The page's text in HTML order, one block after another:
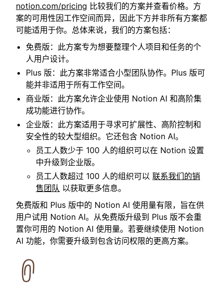
notion.com/pricing 比较我们的方案并查看价格。方
案的可用性因工作空间而异，因此下方并非所有方案都
可能适用于你。总体来说，我们的方案包括：
免费版：此方案专为想要整理个人项目和任务的个
人用户设计。
Plus 版：此方案非常适合小型团队协作。Plus 版可
能并非适用于所有工作空间。
商业版：此方案允许企业使用 Notion AI 和高阶集
成功能进行协作。
企业版：此方案适用于寻求可扩展性、高阶控制和
安全性的较大型组织。它还包含 Notion AI。
员工人数少于 100 人的组织可以在 Notion 设置
中升级到企业版。
员工人数超过 100 人的组织可以 联系我们的销
售团队 以获取更多信息。
免费版和 Plus 版中的 Notion AI 使用量有限，旨在供
用户试用 Notion AI。从免费版升级到 Plus 版不会重
置你可用的 Notion AI 使用量。若要继续使用 Notion
AI 功能，你需要升级到包含访问权限的更高方案。